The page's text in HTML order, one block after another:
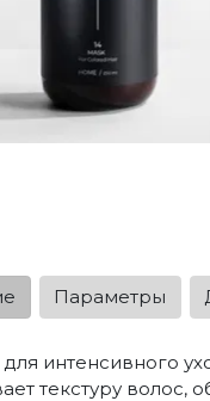
Параметры
интенсивного
текстуру волос,